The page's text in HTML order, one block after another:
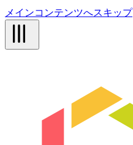
メインコンテンツへスキップ